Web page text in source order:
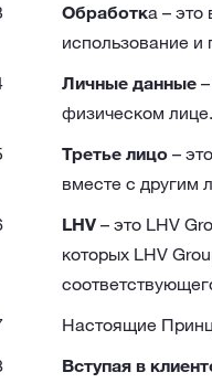
Обработка – это
использование и
Личные данные–
физическом лице.
Третье лицо–
вместе с другим
LHV– это LHV
которых LHV
Настоящие
Вступая в